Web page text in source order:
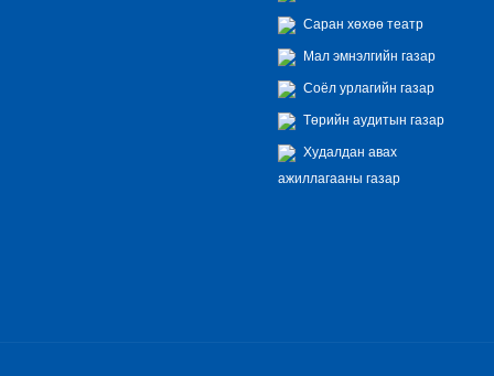
Саран хөхөө театр
Мал эмнэлгийн газар
Соёл урлагийн газар
Төрийн аудитын газар
Худалдан авах
ажиллагааны газар